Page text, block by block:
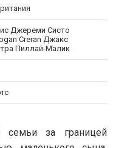
Джереми Систо
Creran Джакс
Пиллай-Малик
семьи за границей